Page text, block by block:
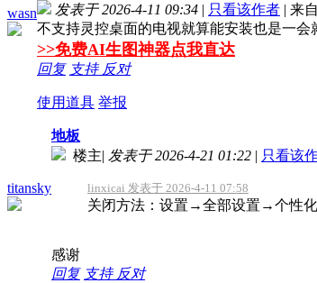
wasn
发表于 2026-4-11 09:34 | 只看该作者 | 来
不支持灵控桌面的电视就算能安装也是一会
>>免费AI生图神器点我直达
回复 支持 反对
使用道具 举报
titansky
地板
楼主| 发表于 2026-4-21 01:22 | 只看该
linxicai 发表于 2026-4-11 07:58
关闭方法：设置→全部设置→个性
感谢
回复 支持 反对